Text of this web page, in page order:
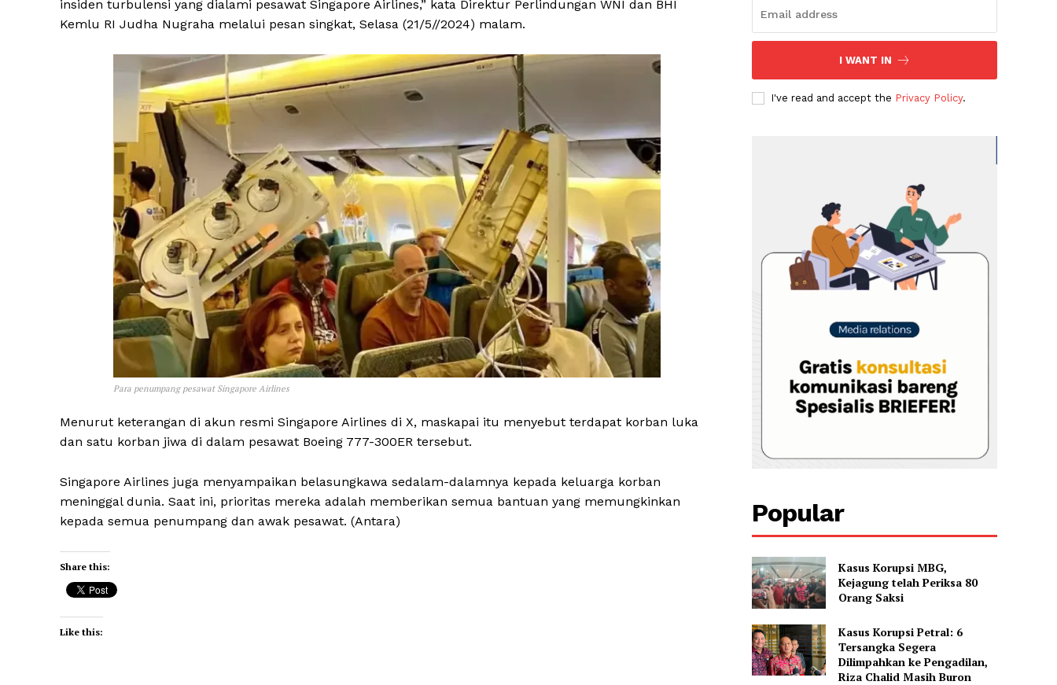
insiden turbulensi yang dialami pesawat Singapore Airlines,” kata Direktur Perlindungan WNI dan BHI
Kemlu RI Judha Nugraha melalui pesan singkat, Selasa (21/5//2024) malam.
Para penumpang pesawat Singapore Airlines
Menurut keterangan di akun resmi Singapore Airlines di X, maskapai itu menyebut terdapat korban luka
dan satu korban jiwa di dalam pesawat Boeing 777-300ER tersebut.
Singapore Airlines juga menyampaikan belasungkawa sedalam-dalamnya kepada keluarga korban
meninggal dunia. Saat ini, prioritas mereka adalah memberikan semua bantuan yang memungkinkan
kepada semua penumpang dan awak pesawat. (Antara)
Share this:
Like this:
I WANT IN
I've read and accept the Privacy Policy.
Popular
Kasus Korupsi MBG,
Kejagung telah Periksa 80
Orang Saksi
Kasus Korupsi Petral: 6
Tersangka Segera
Dilimpahkan ke Pengadilan,
Riza Chalid Masih Buron